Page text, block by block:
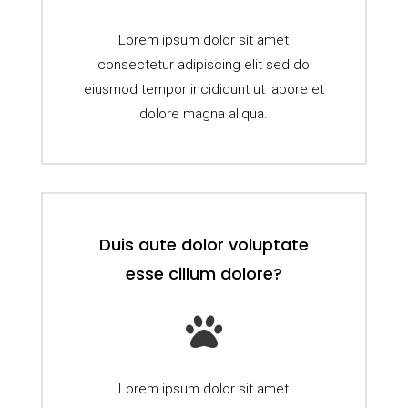
Lorem ipsum dolor sit amet
consectetur adipiscing elit sed do
eiusmod tempor incididunt ut labore et
dolore magna aliqua.
Duis aute dolor voluptate
esse cillum dolore?

Lorem ipsum dolor sit amet